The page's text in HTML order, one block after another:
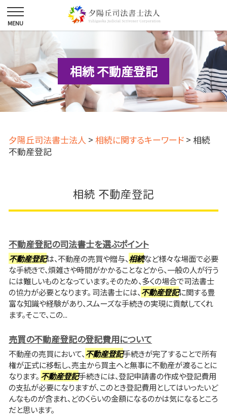
相続 不動産登記
夕陽丘司法書士法人 > 相続に関するキーワード > 相続
不動産登記
相続 不動産登記
不動産登記の司法書士を選ぶポイント
不動産登記は、不動産の売買や贈与、相続など様々な場面で必要
な手続きで、煩雑さや時間がかかることなどから、一般の人が行う
には難しいものとなっています。そのため、多くの場合で司法書士
の協力が必要となります。 司法書士には、不動産登記に関する豊
富な知識や経験があり、スムーズな手続きの実現に貢献してくれ
ます。そこで、この...
売買の不動産登記の登記費用について
不動産の売買において、不動産登記手続きが完了することで所有
権が正式に移転し、売主から買主へと無事に不動産が渡ることに
なります。 不動産登記手続きには、登記申請書の作成や登記費用
の支払が必要になりますが、このとき登記費用としてはいったいど
んなものが含まれ、どのくらいの金額になるのかは気になるところ
だと思います。